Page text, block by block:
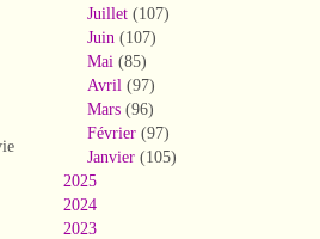
Juillet (107)
Juin (107)
Mai (85)
Avril (97)
Mars (96)
Février (97)
Janvier (105)
2025
2024
2023